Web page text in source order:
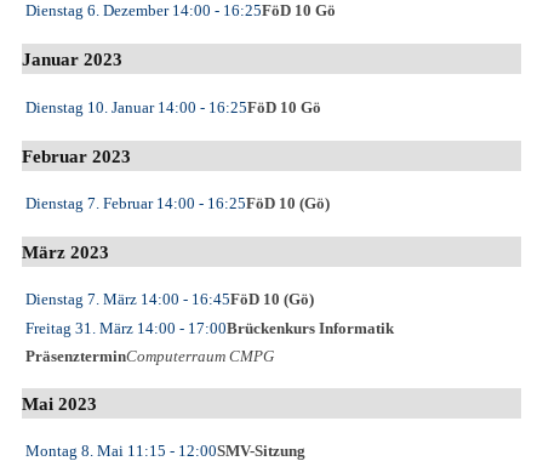
Dienstag 6. Dezember14:00 - 16:25FöD 10 Gö
Januar 2023
Dienstag 10. Januar14:00 - 16:25FöD 10 Gö
Februar 2023
Dienstag 7. Februar14:00 - 16:25FöD 10 (Gö)
März 2023
Dienstag 7. März 14:00 - 16:45FöD 10 (Gö)
Freitag 31. März 14:00 - 17:00Brückenkurs Informatik
PräsenzterminComputerraum CMPG
Mai 2023
Montag 8. Mai 11:15 - 12:00SMV-Sitzung